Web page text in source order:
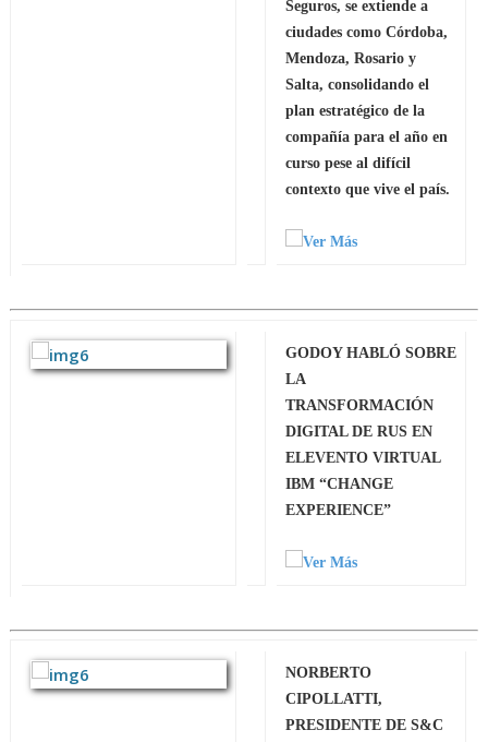
Seguros, se extiende a
ciudades como Córdoba,
Mendoza, Rosario y
Salta, consolidando el
plan estratégico de la
compañía para el año en
curso pese al difícil
contexto que vive el país.
GODOY HABLÓ SOBRE
LA
TRANSFORMACIÓN
DIGITAL DE RUS EN
ELEVENTO VIRTUAL
IBM “CHANGE
EXPERIENCE”
NORBERTO
CIPOLLATTI,
PRESIDENTE DE S&C